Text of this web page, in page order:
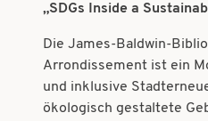
„SDGs Inside a
Die James-Baldwin-
Arrondissement ist ein
und inklusive
ökologisch gestaltete